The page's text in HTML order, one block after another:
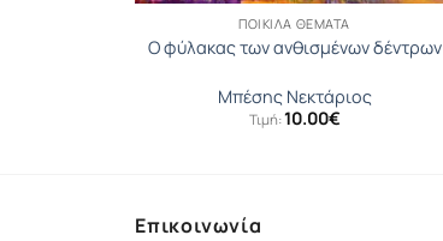
ΠΟΙΚΊΛΑ ΘΈΜΑΤΑ
Ο φύλακας των ανθισμένων δέντρων
Μπέσης Νεκτάριος
Τιμή:10.00€
Επικοινωνία